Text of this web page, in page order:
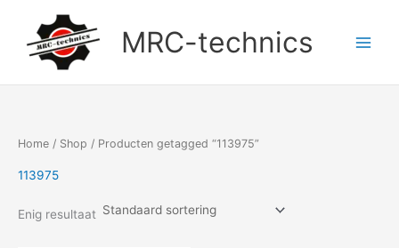
inhoud
MRC-technics
Home / Shop / Producten getagged “113975”
113975
Enig resultaat